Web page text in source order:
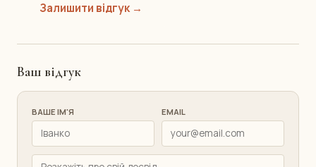
Залишити відгук →
Ваш відгук
ВАШЕ ІМ'Я EMAIL